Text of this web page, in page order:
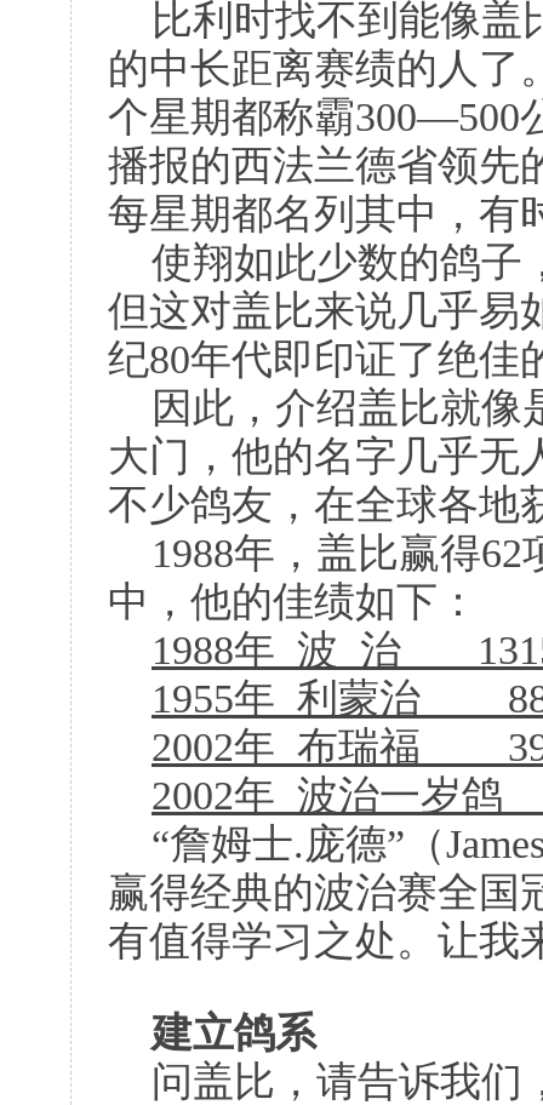
比利时找不到能像盖
的中长距离赛绩的人了
个星期都称霸300—500
播报的西法兰德省领先
每星期都名列其中，有
使翔如此少数的鸽子
但这对盖比来说几乎易
纪80年代即印证了绝佳
因此，介绍盖比就
大门，他的名字几乎无
不少鸽友，在全球各地
1988年，盖比赢得
中，他的佳绩如下：
1988年 波 治
1955年 利蒙治
2002年 布瑞福
2002年 波治一岁鸽
“詹姆士.庞德”（
赢得经典的波治赛全国
有值得学习之处。让我
建立鸽系
问盖比，请告诉我们